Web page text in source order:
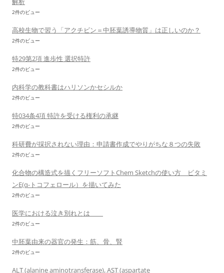
2件のビュー
高校生物で習う「アクチビン＝中胚葉誘導物質」は正しいのか？
2件のビュー
特29第2項 進歩性 選択特許
2件のビュー
内科学の教科書はハリソンかセシルか
2件のビュー
特034条4項 特許を受ける権利の承継
2件のビュー
科研費が採択されない理由：申請書作成でやりがちな８つの失敗
2件のビュー
化合物の構造式を描くフリーソフトChem Sketchの使い方 ビタミ
ンE(α-トコフェロール）を描いてみた
2件のビュー
医学における泣き別れとは
2件のビュー
中胚葉由来の器官の発生：筋、骨、腎
2件のビュー
ALT (alanine aminotransferase), AST (aspartate